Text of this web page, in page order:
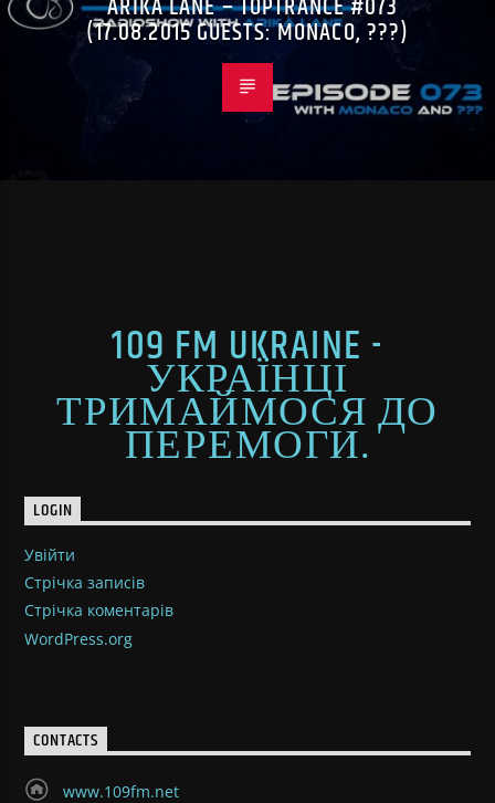
(17.08.2015 GUESTS: MONACO, ???)
109 FM UKRAINE -
УКРАЇНЦІ
ТРИМАЙМОСЯ ДО
ПЕРЕМОГИ.
LOGIN
Увійти
Стрічка записів
Стрічка коментарів
WordPress.org
CONTACTS
www.109fm.net